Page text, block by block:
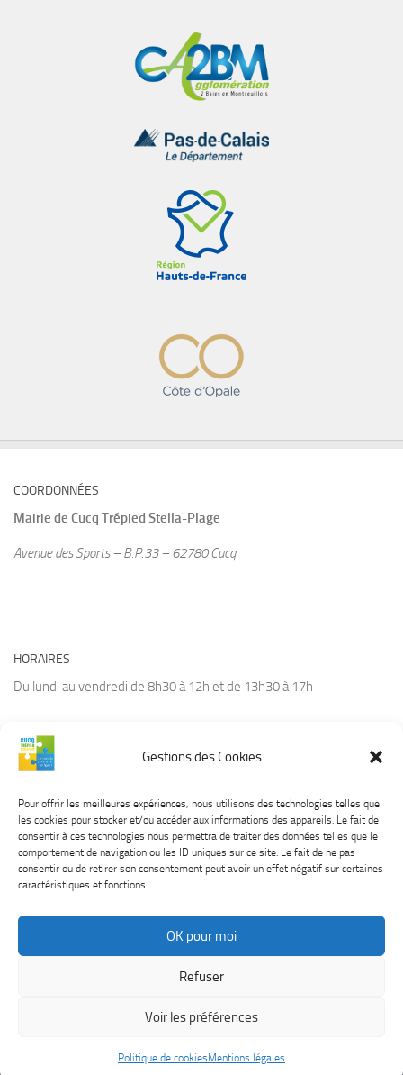
Gestions des Cookies
Pour offrir les meilleures expériences, nous utilisons des technologies telles que
les cookies pour stocker et/ou accéder aux informations des appareils. Le fait de
consentir à ces technologies nous permettra de traiter des données telles que le
comportement de navigation ou les ID uniques sur ce site. Le fait de ne pas
consentir ou de retirer son consentement peut avoir un effet négatif sur certaines
caractéristiques et fonctions.
OK pour moi
Refuser
Voir les préférences
Politique de cookiesMentions légales
COORDONNÉES
Mairie de Cucq Trépied Stella-Plage
Avenue des Sports – B.P.33 – 62780 Cucq
HORAIRES
Du lundi au vendredi de 8h30 à 12h et de 13h30 à 17h
CONTACT
Courriel : contact@cucq.fr
Site Internet : www.cucq.fr
CUCQ TREPIED STELLA © 2026. Tous droits réservés.